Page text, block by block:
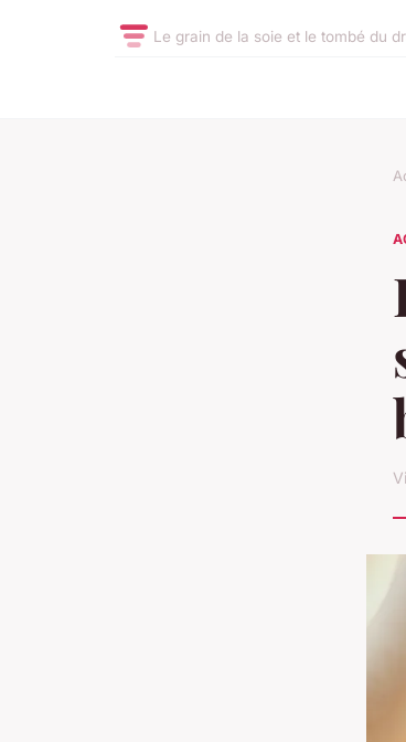
Le grain de la soie et le tombé du